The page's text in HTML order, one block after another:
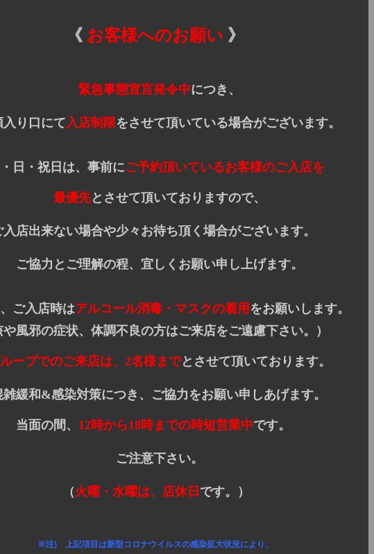
《 お客様へのお願い 》
緊急事態宣言発令中につき、
り口にて入店制限をさせて頂いている場合がございます。
・祝日は、事前にご予約頂いているお客様のご入店を
優先とさせて頂いておりますので、
出来ない場合や少々お待ち頂く場合がございます。
とご理解の程、宜しくお願い申し上げます。
ご入店時はアルコール消毒・マスクの着用 をお願いします。
風邪の症状、 体調不良の方はご来店をご遠慮下さい。）
ープでのご来店は、2名様までとさせて頂いております。
和&感染対策につき、ご協力をお願い申しあげます。
の間、 12時から18時までの時短営業中です。
意下さい。
火曜・水曜は、店休日 です。）
記項目は新型コロナウイルスの感染拡大状況により、